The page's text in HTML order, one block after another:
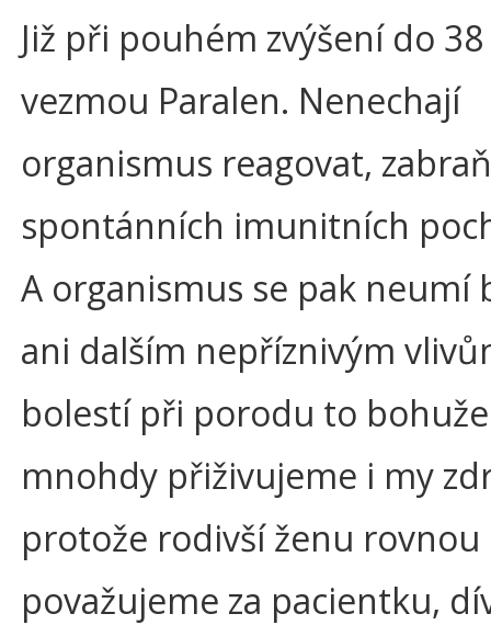
Již při pouhém zvýšení do 38
vezmou Paralen. Nenechají
organismus reagovat,
spontánních imunitních
A organismus se pak neumí
ani dalším nepříznivým
bolestí při porodu to
mnohdy přiživujeme i my
protože rodivší ženu rovnou
považujeme za pacientku,